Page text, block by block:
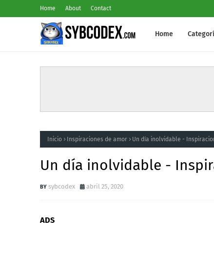
Home About Contact
Home
Inicio Inspiraciones de amor Un día inolvidable -
Un día inolvidable -
sybcodex abril 25, 2020
ADS